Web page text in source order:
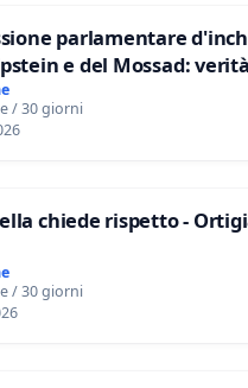
parlamentare
e del Mossad:
/ 30 giorni
chiede rispetto -
/ 30 giorni